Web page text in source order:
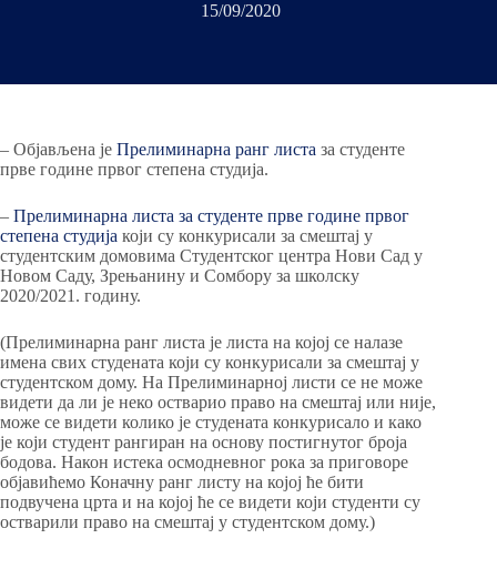
15/09/2020
– Објављена је Прелиминарна ранг листа за студенте
прве године првог степена студија.
– Прелиминарна листа за студенте прве године првог
степена студија који су конкурисали за смештај у
студентским домовима Студентског центра Нови Сад у
Новом Саду, Зрењанину и Сомбору за школску
2020/2021. годину.
(Прелиминарна ранг листа је листа на којој се налазе
имена свих студената који су конкурисали за смештај у
студентском дому. На Прелиминарној листи се не може
видети да ли је неко остварио право на смештај или није,
може се видети колико је студената конкурисало и како
је који студент рангиран на основу постигнутог броја
бодова. Након истека осмодневног рока за приговоре
објавићемо Коначну ранг листу на којој ће бити
подвучена црта и на којој ће се видети који студенти су
остварили право на смештај у студентском дому.)